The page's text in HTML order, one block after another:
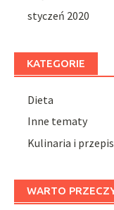
styczeń 2020
KATEGORIE
Dieta
Inne tematy
Kulinaria i
WARTO